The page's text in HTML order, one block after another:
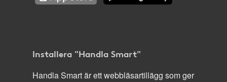
Installera "Handla Smart"
Handla Smart är ett webbläsartillägg som ger